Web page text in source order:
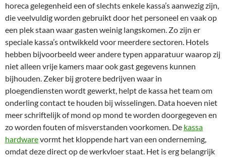
horeca gelegenheid een of slechts enkele kassa’s aanwezig zijn,
die veelvuldig worden gebruikt door het personeel en vaak op
een plek staan waar gasten weinig langskomen. Zo zijn er
speciale kassa’s ontwikkeld voor meerdere sectoren. Hotels
hebben bijvoorbeeld weer andere typen apparatuur waarop zij
niet alleen vrije kamers maar ook gast gegevens kunnen
bijhouden. Zeker bij grotere bedrijven waar in
ploegendiensten wordt gewerkt, helpt de kassa het team om
onderling contact te houden bij wisselingen. Data hoeven niet
meer schriftelijk of mond op mond te worden doorgegeven en
zo worden fouten of misverstanden voorkomen. De kassa
hardwarevormt het kloppende hart van een onderneming,
omdat deze direct op de werkvloer staat. Het is erg belangrijk